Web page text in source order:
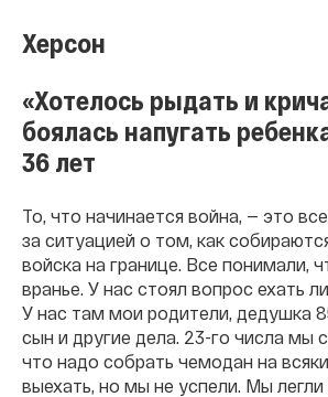
Херсон
«Хотелось рыдать и
боялась напугать
36 лет
То, что начинается война, — это
за ситуацией о том, как
войска на границе. Все понимали,
вранье. У нас стоял вопрос ехать
У нас там мои родители, дедушка
сын и другие дела. 23-го числа мы
что надо собрать чемодан на
выехать, но мы не успели. Мы